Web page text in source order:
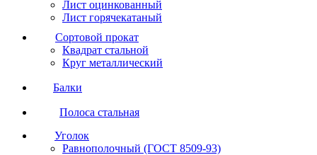
Лист оцинкованный
Лист горячекатаный
Сортовой прокат
Квадрат стальной
Круг металлический
Балки
Полоса стальная
Уголок
Равнополочный (ГОСТ 8509-93)